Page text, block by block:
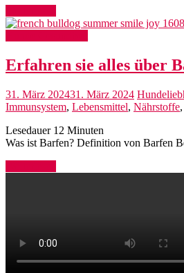
Erfahren sie alles über
31. März 202431. März 2024
Immunsystem, Lebensmittel, Nährstoffe,
Lesedauer 12 Minuten
Was ist Barfen? Definition von Barfen